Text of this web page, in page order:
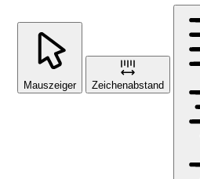
Mauszeiger Zeichenabstand